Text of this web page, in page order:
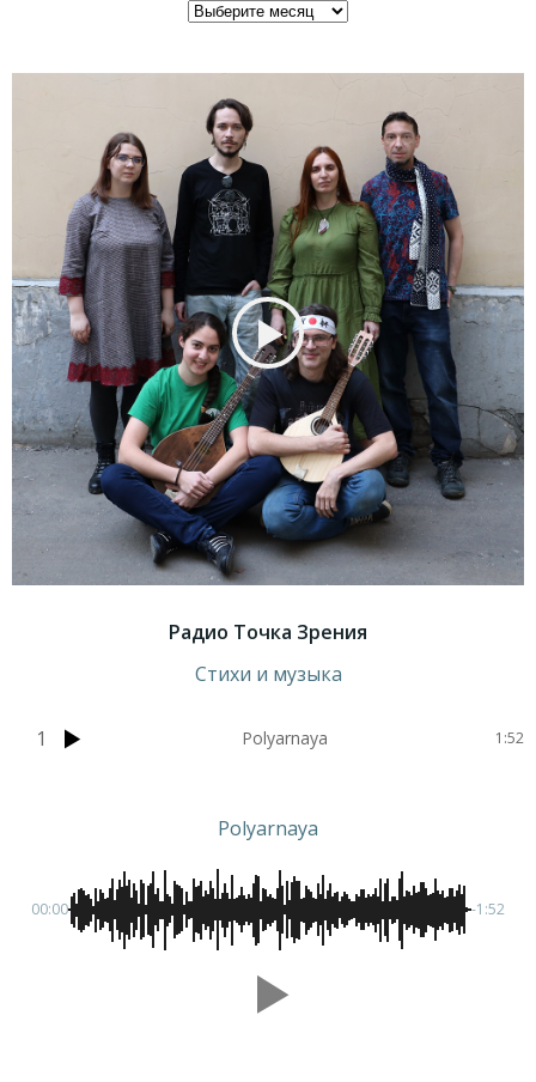
Радио Точка Зрения
Стихи и музыка
1 Polyarnaya 1:52
Polyarnaya
00:00 -1:52